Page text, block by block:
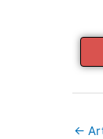
←